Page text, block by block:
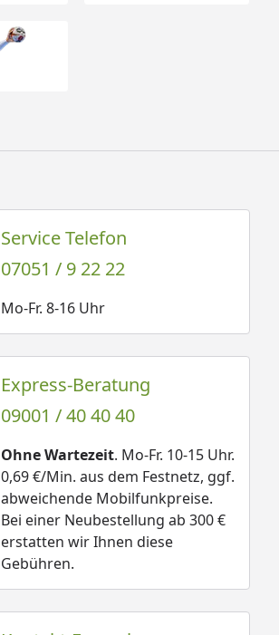
Service Telefon
07051 / 9 22 22
Mo-Fr. 8-16 Uhr
Express-Beratung
09001 / 40 40 40
Ohne Wartezeit. Mo-Fr. 10-15 Uhr.
0,69 €/Min. aus dem Festnetz, ggf.
abweichende Mobilfunkpreise.
Bei einer Neubestellung ab 300 €
erstatten wir Ihnen diese
Gebühren.